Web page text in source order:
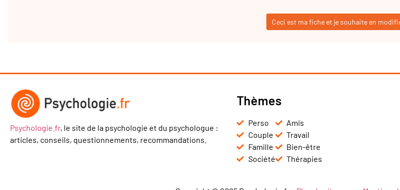
Ceci est ma fiche et je souhaite en
Psychologie.fr, le site de la psychologie et du psychologue :
articles, conseils, questionnements, recommandations.
Thèmes
Perso
Couple
Famille
Société
Amis
Travail
Bien-être
Thérapies